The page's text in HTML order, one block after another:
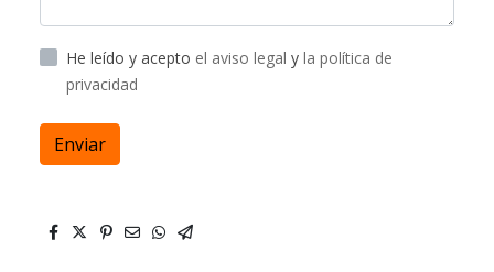
He leído y acepto el aviso legal y la política de
privacidad
Enviar